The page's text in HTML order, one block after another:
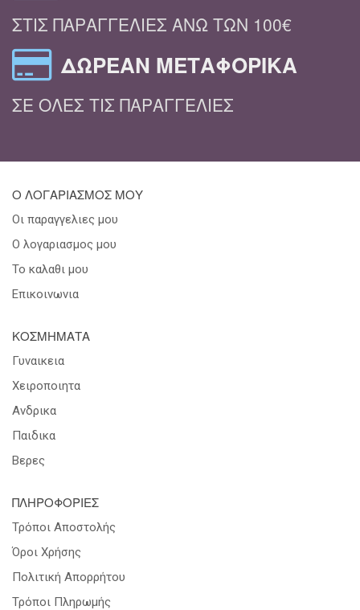
ΣΤΙΣ ΠΑΡΑΓΓΕΛΊΕΣ ΆΝΩ ΤΩΝ 100€
ΔΩΡΕΆΝ ΜΕΤΑΦΟΡΙΚΆ
ΣΕ ΌΛΕΣ ΤΙΣ ΠΑΡΑΓΓΕΛΊΕΣ
Ο ΛΟΓΑΡΙΑΣΜΟΣ ΜΟΥ
Οι παραγγελιες μου
Ο λογαριασμος μου
Το καλαθι μου
Επικοινωνια
ΚΟΣΜΗΜΑΤΑ
Γυναικεια
Χειροποιητα
Ανδρικα
Παιδικα
Βερες
ΠΛΗΡΟΦΟΡΙΕΣ
Τρόποι Αποστολής
Όροι Χρήσης
Πολιτική Απορρήτου
Τρόποι Πληρωμής